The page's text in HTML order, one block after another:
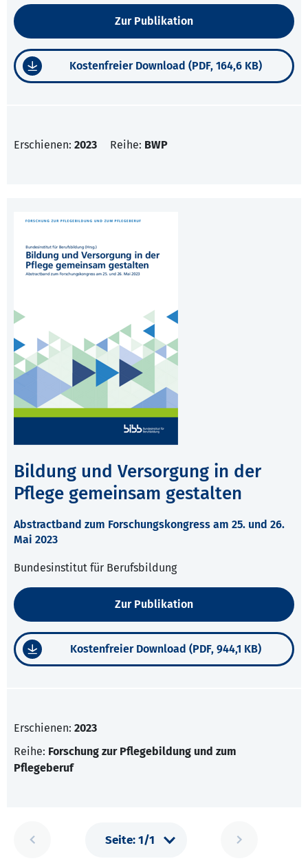
Zur Publikation
Kostenfreier Download (PDF, 164,6 KB)
Erschienen: 2023 Reihe: BWP
Bildung und Versorgung in der
Pflege gemeinsam gestalten
Abstractband zum Forschungskongress am 25. und 26.
Mai 2023
Bundesinstitut für Berufsbildung
Zur Publikation
Kostenfreier Download (PDF, 944,1 KB)
Erschienen: 2023
Reihe: Forschung zur Pflegebildung und zum
Pflegeberuf